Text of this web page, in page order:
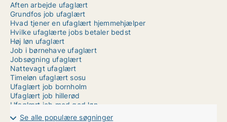
Aften arbejde ufaglært
Grundfos job ufaglært
Hvad tjener en ufaglært hjemmehjælper
Hvilke ufaglærte jobs betaler bedst
Høj løn ufaglært
Job i børnehave ufaglært
Jobsøgning ufaglært
Nattevagt ufaglært
Timeløn ufaglært sosu
Ufaglært job bornholm
Ufaglært job hillerød
Ufaglært job med god løn
Ufaglært job novo nordisk
Se alle populære søgninger